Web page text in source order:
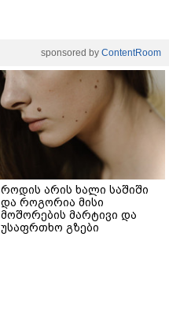
sponsored by ContentRoom
როდის არის ხალი საშიში
და როგორია მისი
მოშორების მარტივი და
უსაფრთხო გზები